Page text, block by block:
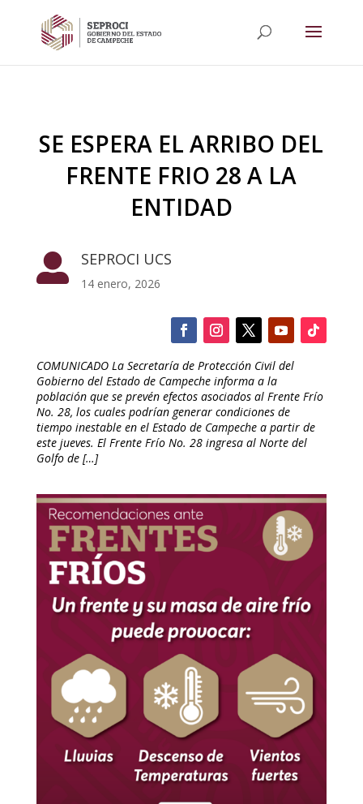
SE ESPERA EL ARRIBO DEL
FRENTE FRIO 28 A LA
ENTIDAD
 SEPROCI UCS
14 enero, 2026
COMUNICADO La Secretaría de Protección Civil del
Gobierno del Estado de Campeche informa a la
población que se prevén efectos asociados al Frente Frío
No. 28, los cuales podrían generar condiciones de
tiempo inestable en el Estado de Campeche a partir de
este jueves. El Frente Frío No. 28 ingresa al Norte del
Golfo de […]